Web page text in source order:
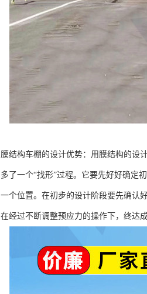
膜结构车棚的设计优势：用膜结构的设
多了一个“找形”过程。它要先好好确定
一个位置。在初步的设计阶段要先确认
在经过不断调整预应力的操作下，终达